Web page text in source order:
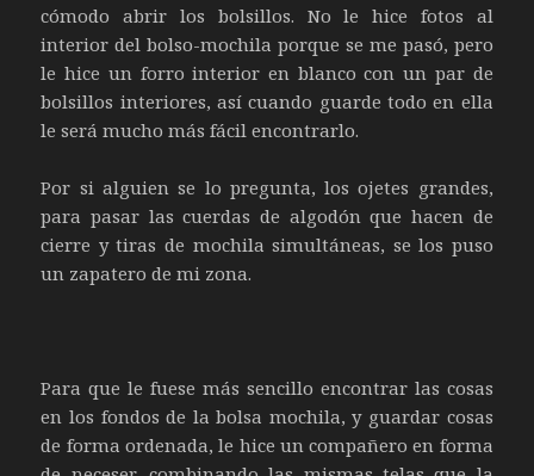
cómodo abrir los bolsillos. No le hice fotos al
interior del bolso-mochila porque se me pasó, pero
le hice un forro interior en blanco con un par de
bolsillos interiores, así cuando guarde todo en ella
le será mucho más fácil encontrarlo.
Por si alguien se lo pregunta, los ojetes grandes,
para pasar las cuerdas de algodón que hacen de
cierre y tiras de mochila simultáneas, se los puso
un zapatero de mi zona.
Para que le fuese más sencillo encontrar las cosas
en los fondos de la bolsa mochila, y guardar cosas
de forma ordenada, le hice un compañero en forma